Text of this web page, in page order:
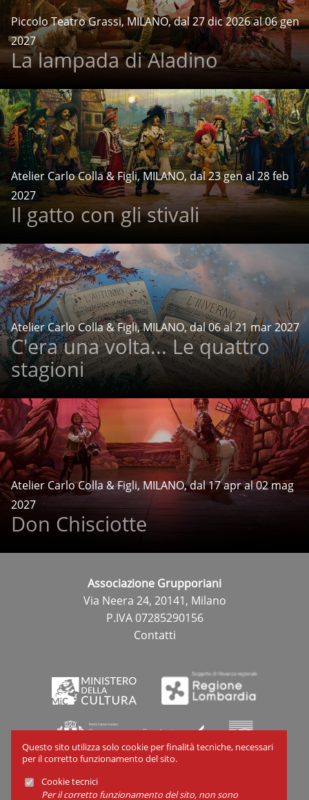
Piccolo Teatro Grassi, MILANO, dal 27 dic 2026 al 06 gen
2027
La lampada di Aladino
Atelier Carlo Colla & Figli, MILANO, dal 23 gen al 28 feb
2027
Il gatto con gli stivali
Atelier Carlo Colla & Figli, MILANO, dal 06 al 21 mar 2027
C'era una volta... Le quattro
stagioni
Atelier Carlo Colla & Figli, MILANO, dal 17 apr al 02 mag
2027
Don Chisciotte
Associazione Grupporiani
Via Neera 24, 20141, Milano
P.IVA 07285290156
Contatti
Cookies
Questo sito utilizza solo cookie per finalità tecniche, necessari
per il corretto funzionamento del sito.
Cookie tecnici
Per il corretto funzionamento del sito, non sono